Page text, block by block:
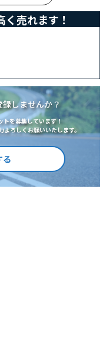
売れます！
しませんか？
トを募集しています！
ろしくお願いいたします。
る